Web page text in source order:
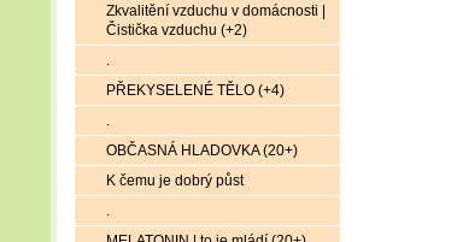
Zkvalitění vzduchu v domácnosti |
Čistička vzduchu (+2)
.
PŘEKYSELENÉ TĚLO (+4)
.
OBČASNÁ HLADOVKA (20+)
K čemu je dobrý půst
.